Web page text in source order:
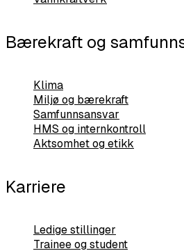
Bærekraft og
Klima
Miljø og bærekraft
Samfunnsansvar
HMS og internkontroll
Aktsomhet og etikk
Karriere
Ledige stillinger
Trainee og student